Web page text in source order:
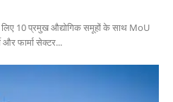
10 प्रमुख औद्योगिक समूहों के साथ MoU
फार्मा सेक्टर...